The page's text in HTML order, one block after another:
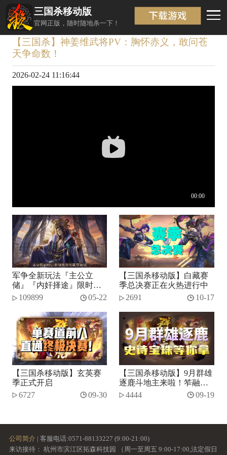
三国杀移动版
官网正版，随时随地杀一下！
返回
【三国杀】神姜维武将PV：胸怀赤义，敢问苍
天争命数！
2026-02-24 11:16:44
军争全新玩法『主公立
储』『内奸择途』限时开
启！109899 05-22
【三国杀移动版】白藏赛
季总决赛正在火热进行中
2691
10-17
【三国杀移动版】玄英赛
季正式开启
6727
09-30
【三国杀移动版】9月群雄
逐鹿斗地主来啦！笮融、
势张燕加入将池~
4444 09-19
公司简介 | 客服电话:0571-88133227 (9:00-21:00)
来访接待： 杭州市滨江区拓森科技园 （周一至周五 9:00-17:00,法定假日